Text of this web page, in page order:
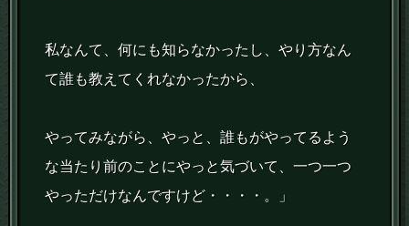
私なんて、何にも知らなかったし、やり方なん
て誰も教えてくれなかったから、
やってみながら、やっと、誰もがやってるよう
な当たり前のことにやっと気づいて、一つ一つ
やっただけなんですけど・・・・。」